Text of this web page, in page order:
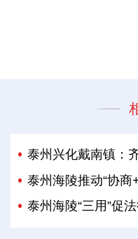
泰州兴化戴南镇：
泰州海陵推动“协商
泰州海陵“三用”促